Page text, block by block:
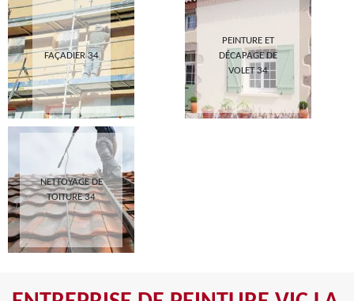
FAÇADIER 34
PEINTURE ET
DÉCAPAGE DE
VOLET 34
NETTOYAGE DE
TOITURE 34